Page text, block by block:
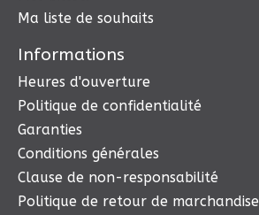
Ma liste de souhaits
Informations
Heures d'ouverture
Politique de confidentialité
Garanties
Conditions générales
Clause de non-responsabilité
Politique de retour de marchandise